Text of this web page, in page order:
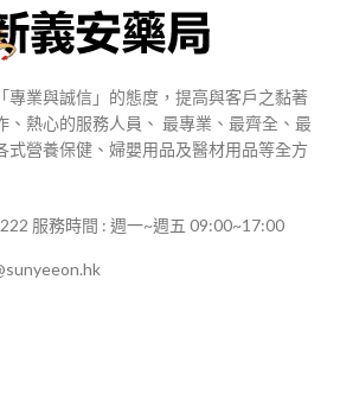
專業與誠信」的態度，提高與客戶之黏著
、熱心的服務人員、 最專業、最齊全、最
式營養保健、婦嬰用品及醫材用品等全方
服務時間 : 週一~週五 09:00~17:00